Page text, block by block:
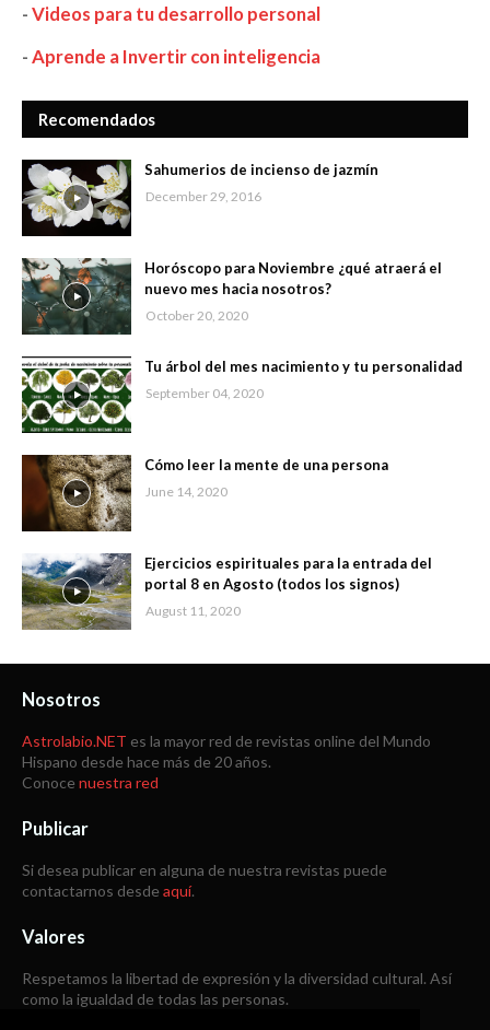
-Videos para tu desarrollo personal
-Aprende a Invertir con inteligencia
Recomendados
Sahumerios de incienso de jazmín
December 29, 2016
Horóscopo para Noviembre ¿qué atraerá el
nuevo mes hacia nosotros?
October 20, 2020
Tu árbol del mes nacimiento y tu personalidad
September 04, 2020
Cómo leer la mente de una persona
June 14, 2020
Ejercicios espirituales para la entrada del
portal 8 en Agosto (todos los signos)
August 11, 2020
Nosotros
Astrolabio.NET es la mayor red de revistas online del Mundo
Hispano desde hace más de 20 años.
Conoce nuestra red
Publicar
Si desea publicar en alguna de nuestra revistas puede
contactarnos desde aquí.
Valores
Respetamos la libertad de expresión y la diversidad cultural. Así
como la igualdad de todas las personas.